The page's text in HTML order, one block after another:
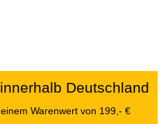
Deutschland
Warenwert von 199,- €